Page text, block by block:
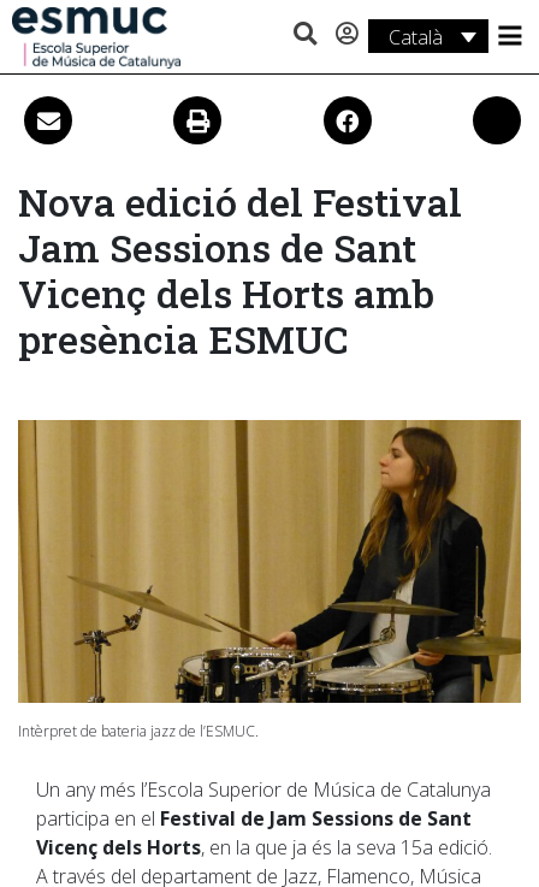
Català
Estudis
Recerca
Activitats
Nova edició del Festival
Jam Sessions de Sant
Vicenç dels Horts amb
presència ESMUC
Intèrpret de bateria jazz de l’ESMUC.
Un any més l’Escola Superior de Música de Catalunya
participa en el Festival de Jam Sessions de Sant
Vicenç dels Horts, en la que ja és la seva 15a edició.
A través del departament de Jazz, Flamenco, Música